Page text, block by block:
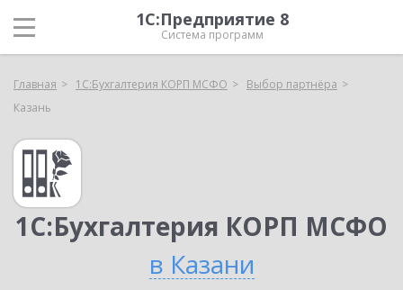
1С:Предприятие 8
Система программ
Главная 1С:Бухгалтерия КОРП МСФО
Выбор партнёра
Казань
1С:Бухгалтерия КОРП МСФО
в Казани